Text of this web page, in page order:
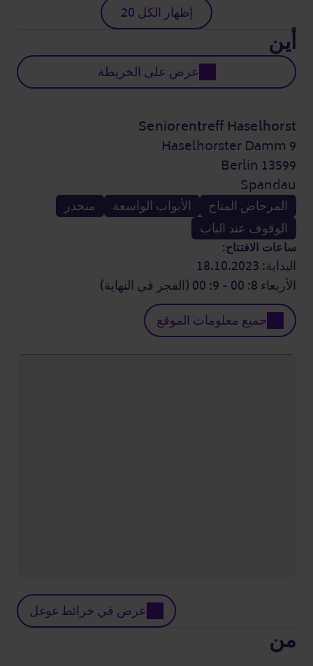
إظهار الكل 20
أين
عرض على الخريطة
Seniorentreff Haselhorst
Haselhorster Damm 9
13599 Berlin
Spandau
المرحاض المتاح
الأبواب الواسعة
منحدر
الوقوف عند الباب
ساعات الافتتاح:
البداية: 18.10.2023
الأربعاء 8: 00 - 9: 00 (الفجر في النهاية)
جميع معلومات الموقع
عرض في خرائط غوغل
من